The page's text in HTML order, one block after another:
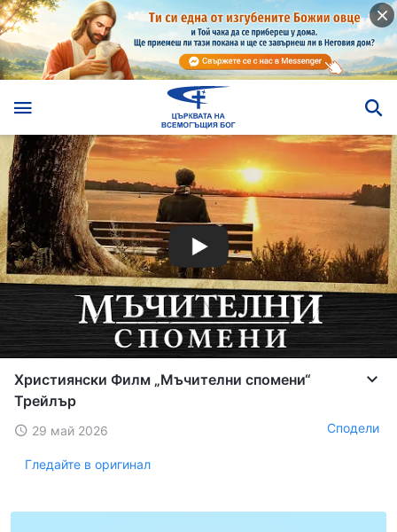
Християнски Филм „Мъчителни спомени“
Трейлър
29 май 2026 Сподели
Гледайте в оригинал